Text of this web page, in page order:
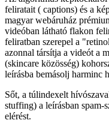
feliratait ( captions) és a
magyar webáruház
videóban látható flakon
feliratban szerepel a
azonnal társítja a videót a
(skincare közösség)
leírásba bemásolj harminc
Sőt, a túlindexelt
stuffing) a leírásban spam-
elérést.